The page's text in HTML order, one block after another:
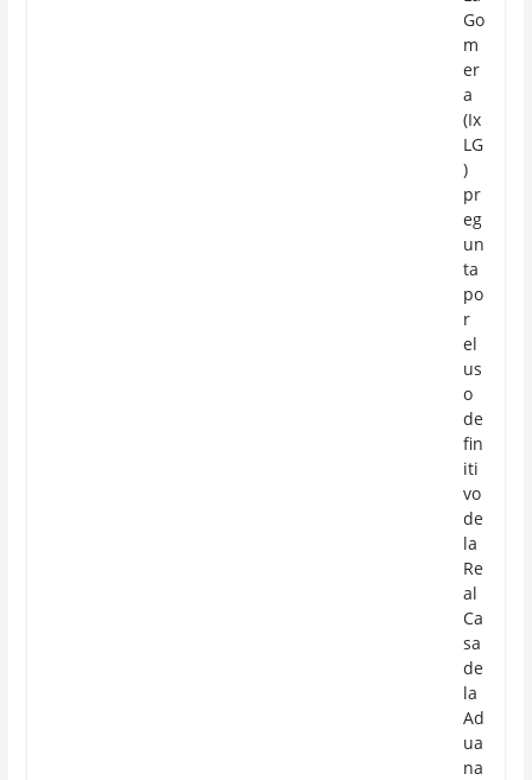
Go
m
er
a
(Ix
LG
)
pr
eg
un
ta
po
r
el
us
o
de
fin
iti
vo
de
la
Re
al
Ca
sa
de
la
Ad
ua
na